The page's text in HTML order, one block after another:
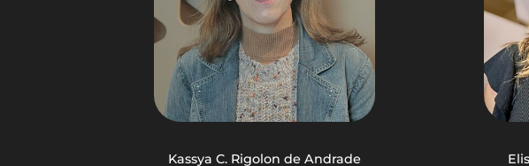
Kassya C. Rigolon de Andrade